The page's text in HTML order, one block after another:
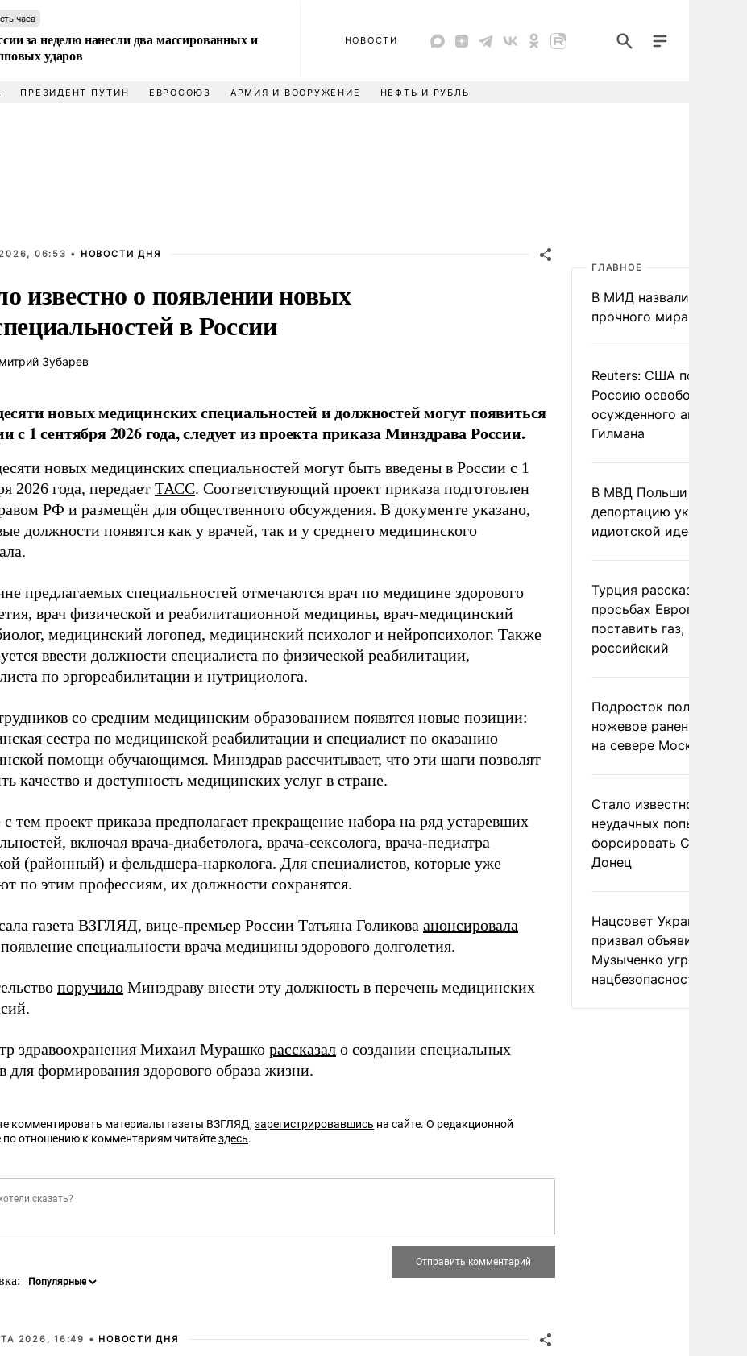
часа
за неделю нанесли два массированных и
ударов
НОВОСТИ
ПРЕЗИДЕНТ ПУТИН ЕВРОСОЮЗ АРМИЯ И ВООРУЖЕНИЕ НЕФТЬ И РУБЛЬ
06:53 • НОВОСТИ ДНЯ
известно о появлении новых
в России
Зубарев
новых медицинских специальностей и должностей могут появиться
с 1 сентября 2026 года, следует из проекта приказа Минздрава России.
новых медицинских специальностей могут быть введены в России с 1
2026 года, передает ТАСС. Соответствующий проект приказа подготовлен
РФ и размещён для общественного обсуждения. В документе указано,
должности появятся как у врачей, так и у среднего медицинского
предлагаемых специальностей отмечаются врач по медицине здорового
врач физической и реабилитационной медицины, врач-медицинский
медицинский логопед, медицинский психолог и нейропсихолог. Также
ввести должности специалиста по физической реабилитации,
по эргореабилитации и нутрициолога.
со средним медицинским образованием появятся новые позиции:
сестра по медицинской реабилитации и специалист по оказанию
помощи обучающимся. Минздрав рассчитывает, что эти шаги позволят
качество и доступность медицинских услуг в стране.
тем проект приказа предполагает прекращение набора на ряд устаревших
включая врача-диабетолога, врача-сексолога, врача-педиатра
(районный) и фельдшера-нарколога. Для специалистов, которые уже
по этим профессиям, их должности сохранятся.
газета ВЗГЛЯД, вице-премьер России Татьяна Голикова анонсировала
специальности врача медицины здорового долголетия.
поручило Минздраву внести эту должность в перечень медицинских
здравоохранения Михаил Мурашко рассказал о создании специальных
для формирования здорового образа жизни.
комментировать материалы газеты ВЗГЛЯД, зарегистрировавшись на сайте. О редакционной
по отношению к комментариям читайтездесь.
2026, 16:49 • НОВОСТИ ДНЯ
ГЛАВНОЕ
В МИД назвали условия
прочного мира на
Reuters: США
Россию освободить
осужденного
Гилмана
В МВД Польши назвали
депортацию украинцев
идиотской идеей
Турция рассказала о
просьбах Европы
поставить газ, но не
российский
Подросток получил
ножевое ранение в
на севере Москвы
Стало известно о
неудачных попытках
форсировать
Донец
Нацсовет Украины по
призвал объявить
Музыченко угрозой
нацбезопасности